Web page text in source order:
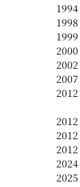
1994
1998
1999
2000
2002
2007
2012
2012
2012
2012
2024
2025